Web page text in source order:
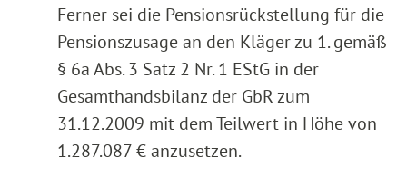
Ferner sei die Pensionsrückstellung für die
Pensionszusage an den Kläger zu 1. gemäß
§ 6a Abs. 3 Satz 2 Nr. 1 EStG in der
Gesamthandsbilanz der GbR zum
31.12.2009 mit dem Teilwert in Höhe von
1.287.087 € anzusetzen.